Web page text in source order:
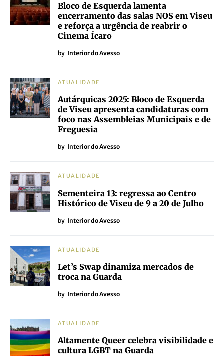
Bloco de Esquerda lamenta
encerramento das salas NOS em Viseu
e reforça a urgência de reabrir o
Cinema Ícaro
by Interior do Avesso
ATUALIDADE
Autárquicas 2025: Bloco de Esquerda
de Viseu apresenta candidaturas com
foco nas Assembleias Municipais e de
Freguesia
by Interior do Avesso
ATUALIDADE
Sementeira 13: regressa ao Centro
Histórico de Viseu de 9 a 20 de Julho
by Interior do Avesso
ATUALIDADE
Let’s Swap dinamiza mercados de
troca na Guarda
by Interior do Avesso
ATUALIDADE
Altamente Queer celebra visibilidade e
cultura LGBT na Guarda